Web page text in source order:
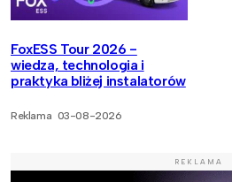
FoxESS Tour 2026 -
wiedza, technologia i
praktyka bliżej instalatorów
Reklama 03-08-2026
REKLAMA